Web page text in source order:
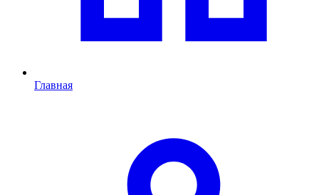
Главная